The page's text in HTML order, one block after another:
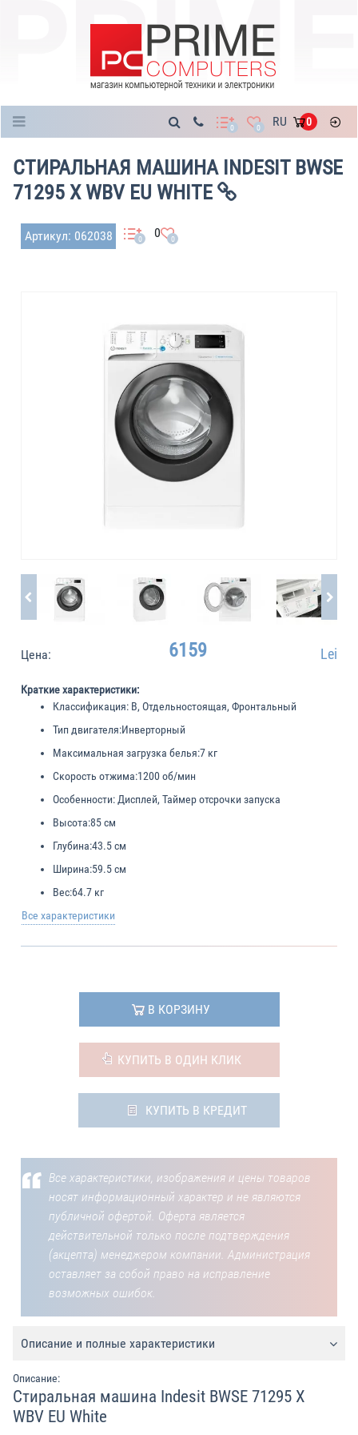
0 0 RU 0
СТИРАЛЬНАЯ МАШИНА INDESIT BWSE
71295 X WBV EU WHITE
Артикул: 062038 0 0 0
Цена: 6159 Lei
Краткие характеристики:
Классификация: B, Отдельностоящая, Фронтальный
Тип двигателя:Инверторный
Максимальная загрузка белья:7 кг
Скорость отжима:1200 об/мин
Особенности: Дисплей, Таймер отсрочки запуска
Высота:85 см
Глубина:43.5 см
Ширина:59.5 см
Вес:64.7 кг
Все характеристики
В КОРЗИНУ
КУПИТЬ В ОДИН КЛИК
КУПИТЬ В КРЕДИТ
Все характеристики, изображения и цены товаров
носят информационный характер и не являются
публичной офертой. Оферта является
действительной только после подтверждения
(акцепта) менеджером компании. Администрация
оставляет за собой право на исправление
возможных ошибок.
Описание и полные характеристики
Описание:
Стиральная машина Indesit BWSE 71295 X
WBV EU White